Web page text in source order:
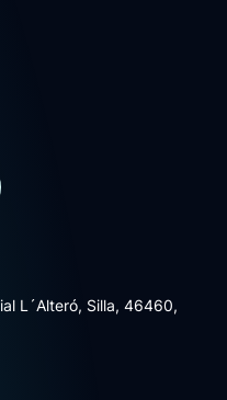
L´Alteró, Silla, 46460,